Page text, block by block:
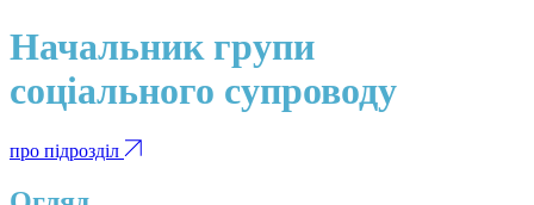
Начальник групи
соціального супроводу
про підрозділ